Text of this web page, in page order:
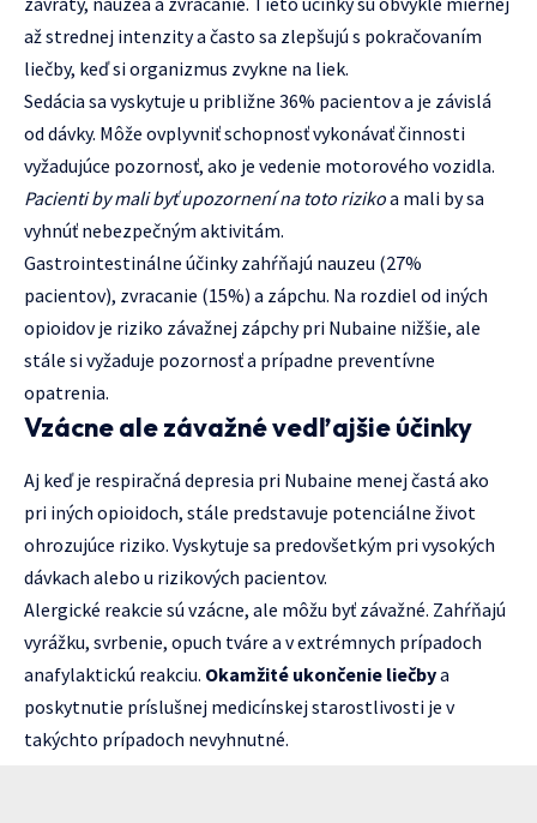
až strednej intenzity a často sa zlepšujú s pokračovaním
liečby, keď si organizmus zvykne na liek.
Sedácia sa vyskytuje u približne 36% pacientov a je závislá
od dávky. Môže ovplyvniť schopnosť vykonávať činnosti
vyžadujúce pozornosť, ako je vedenie motorového vozidla.
Pacienti by mali byť upozornení na toto rizikoa mali by sa
vyhnúť nebezpečným aktivitám.
Gastrointestinálne účinky zahŕňajú nauzeu (27%
pacientov), zvracanie (15%) a zápchu. Na rozdiel od iných
opioidov je riziko závažnej zápchy pri Nubaine nižšie, ale
stále si vyžaduje pozornosť a prípadne preventívne
opatrenia.
Vzácne ale závažné vedľajšie účinky
Aj keď je respiračná depresia pri Nubaine menej častá ako
pri iných opioidoch, stále predstavuje potenciálne život
ohrozujúce riziko. Vyskytuje sa predovšetkým pri vysokých
dávkach alebo u rizikových pacientov.
Alergické reakcie sú vzácne, ale môžu byť závažné. Zahŕňajú
vyrážku, svrbenie, opuch tváre a v extrémnych prípadoch
anafylaktickú reakciu. Okamžité ukončenie liečbya
poskytnutie príslušnej medicínskej starostlivosti je v
takýchto prípadoch nevyhnutné.